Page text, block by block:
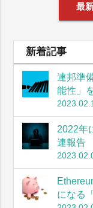
最
新着記事
連邦準
能性」
2022年
連報告
になる